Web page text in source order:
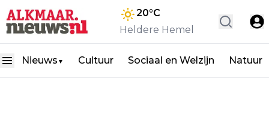
20°C
Heldere Hemel
Nieuws ▼ Cultuur Sociaal en Welzijn Natuur